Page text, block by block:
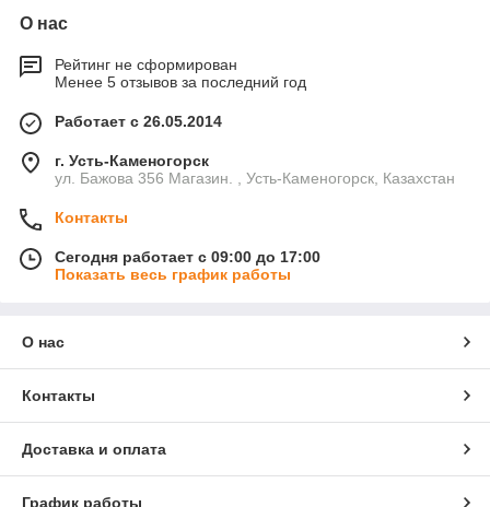
О нас
Рейтинг не сформирован
Менее 5 отзывов за последний год
Работает с 26.05.2014
г. Усть-Каменогорск
ул. Бажова 356 Магазин. , Усть-Каменогорск, Казахстан
Контакты
Сегодня работает с 09:00 до 17:00
Показать весь график работы
О нас
Контакты
Доставка и оплата
График работы